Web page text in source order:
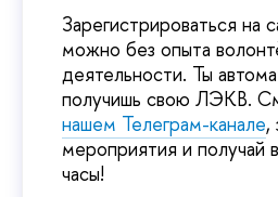
Зарегистрироваться на
можно без опыта
деятельности. Ты
получишь свою ЛЭКВ.
нашем Телеграм-канале,
мероприятия и получай
часы!